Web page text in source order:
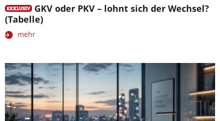
GKV oder PKV – lohnt sich der Wechsel?
(Tabelle)
mehr